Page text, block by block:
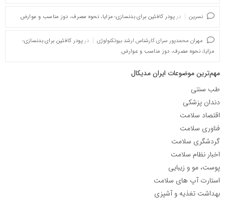
نسرین در پودر کافئین برای بدنسازی؛ مزایا، نحوه مصرف، دوز مناسب و عوارض
مهران محمدپور سرای کارشناس ارشد بیوتکنولوژی در پودر کافئین برای بدنسازی؛
مزایا، نحوه مصرف، دوز مناسب و عوارض
مهم‌ترین موضوعات ایران مدیکال
طب سنتی
دندان پزشکی
اقتصاد سلامت
فناوری سلامت
گردشگری سلامت
اخبار نظام سلامت
پوست، مو و زیبایی
استارت آپ های سلامت
بهداشت تغذیه و آشپزی